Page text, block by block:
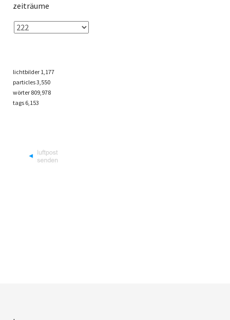
zeiträume
lichtbilder 1,177
particles3,550
wörter 809,978
tags 6,153